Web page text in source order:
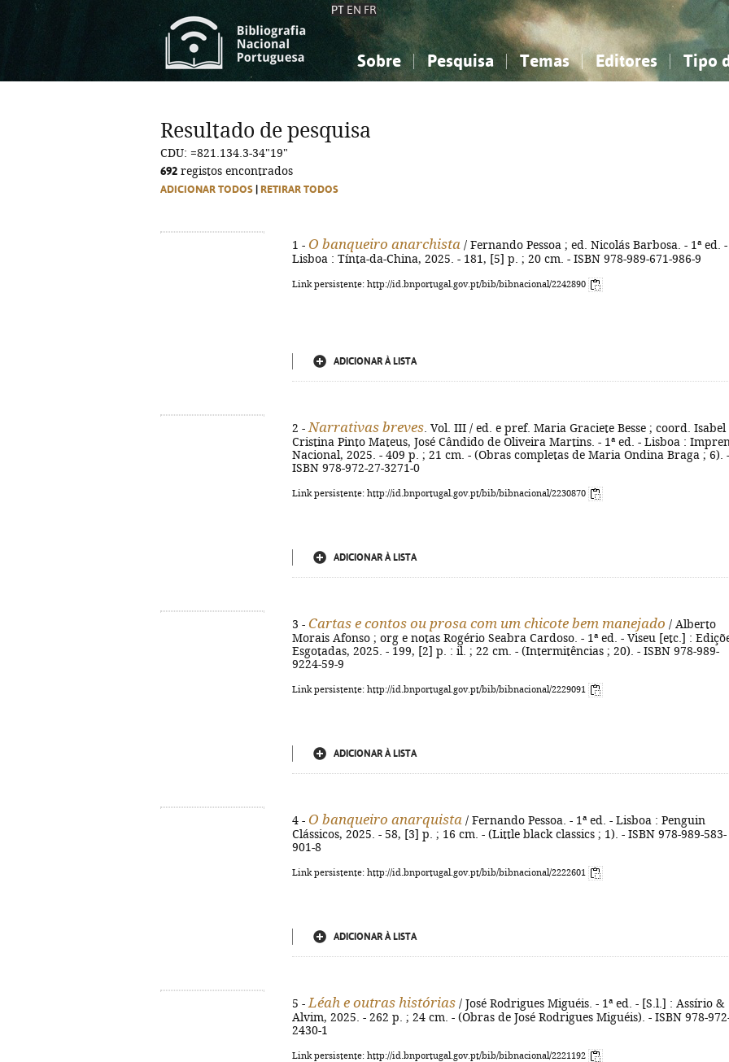
PT EN FR
Sobre Pesquisa Temas
Ciências sociais...
Editores Tipo
Ciências sociais...
Resultado de pesquisa
CDU: =821.134.3-34"19"
692 registos encontrados
ADICIONAR TODOS RETIRAR TODOS
1 - O banqueiro anarchista / Fernando Pessoa ; ed. Nicolás Barbosa. - 1ª ed. -
Lisboa : Tínta-da-China, 2025. - 181, [5] p. ; 20 cm. - ISBN 978-989-671-986-9
Link persistente: http://id.bnportugal.gov.pt/bib/bibnacional/2242890
ADICIONAR À LISTA
2 - Narrativas breves . Vol. III / ed. e pref. Maria Graciete Besse ; coord. Isabel
Cristina Pinto Mateus, José Cândido de Oliveira Martins. - 1ª ed. - Lisboa :
Nacional, 2025. - 409 p. ; 21 cm. - (Obras completas de Maria Ondina Braga ; 6). -
ISBN 978-972-27-3271-0
Link persistente: http://id.bnportugal.gov.pt/bib/bibnacional/2230870
ADICIONAR À LISTA
3 - Cartas e contos ou prosa com um chicote bem manejado / Alberto
Morais Afonso ; org e notas Rogério Seabra Cardoso. - 1ª ed. - Viseu [etc.] :
Esgotadas, 2025. - 199, [2] p. : il. ; 22 cm. - (Intermitências ; 20). - ISBN 978-989-
9224-59-9
Link persistente: http://id.bnportugal.gov.pt/bib/bibnacional/2229091
ADICIONAR À LISTA
4 - O banqueiro anarquista / Fernando Pessoa. - 1ª ed. - Lisboa : Penguin
Clássicos, 2025. - 58, [3] p. ; 16 cm. - (Little black classics ; 1). - ISBN 978-989-583-
901-8
Link persistente: http://id.bnportugal.gov.pt/bib/bibnacional/2222601
ADICIONAR À LISTA
5 - Léah e outras histórias / José Rodrigues Miguéis. - 1ª ed. - [S.l.] : Assírio &
Alvim, 2025. - 262 p. ; 24 cm. - (Obras de José Rodrigues Miguéis). - ISBN 978-
2430-1
Link persistente: http://id.bnportugal.gov.pt/bib/bibnacional/2221192